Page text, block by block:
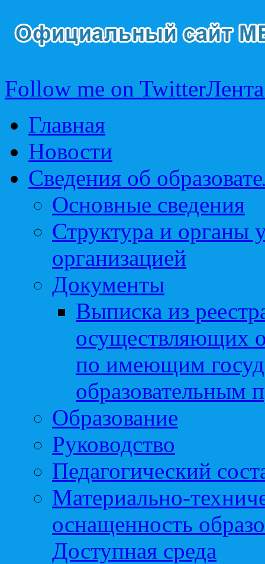
Follow me on Twitter
Главная
Новости
Сведения об
Основные сведения
Структура и органы
организацией
Документы
Выписка из
осуществляющих
по имеющим
образовательным
Образование
Руководство
Педагогический
Материально-
оснащенность
Доступная среда